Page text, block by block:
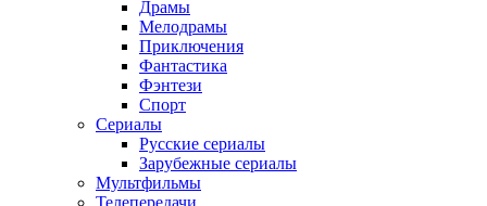
Драмы
Мелодрамы
Приключения
Фантастика
Фэнтези
Спорт
Сериалы
Русские сериалы
Зарубежные сериалы
Мультфильмы
Телепередачи